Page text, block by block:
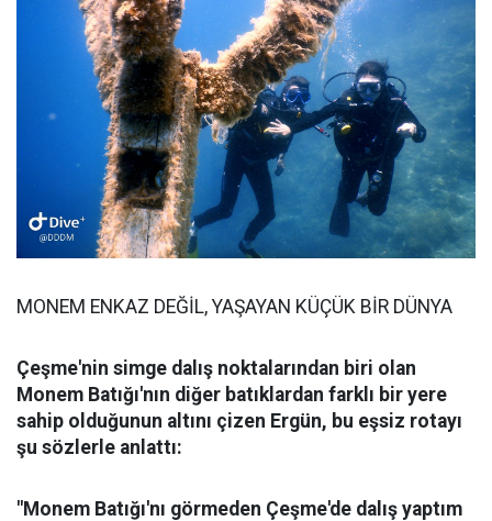
MONEM ENKAZ DEĞİL, YAŞAYAN KÜÇÜK BİR DÜNYA
Çeşme'nin simge dalış noktalarından biri olan
Monem Batığı'nın diğer batıklardan farklı bir yere
sahip olduğunun altını çizen Ergün, bu eşsiz rotayı
şu sözlerle anlattı:
"Monem Batığı'nı görmeden Çeşme'de dalış yaptım